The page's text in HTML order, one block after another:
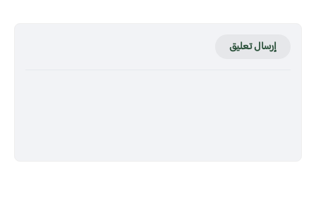
إرسال تعليق